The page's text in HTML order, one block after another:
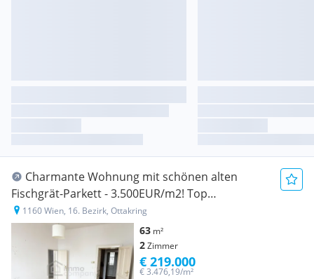
Charmante Wohnung mit schönen alten
Fischgrät-Parkett - 3.500EUR/m2! Top
Eckzinshaus
1160 Wien, 16. Bezirk, Ottakring
63 m²
2Zimmer
€ 3.476,19/m²
€ 219.000